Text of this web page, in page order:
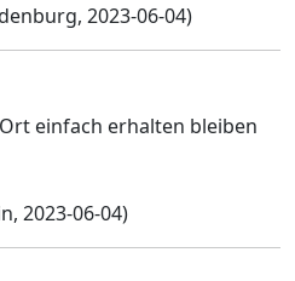
2023-06-04)
einfach erhalten bleiben
2023-06-04)